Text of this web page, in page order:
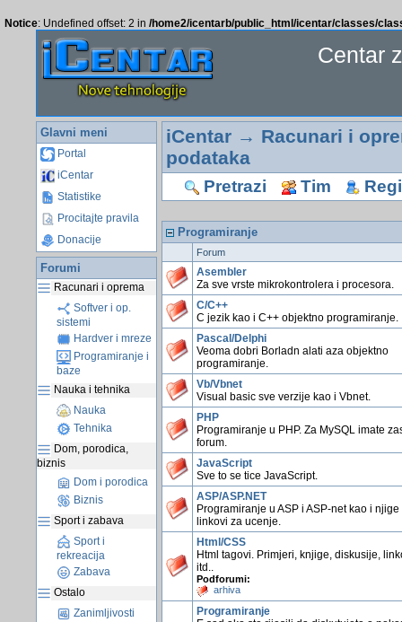
Notice: Undefined offset: 2 in /home2/icentarb/public_html/icentar/classes/
Centar
Glavni meni
Portal
iCentar
Statistike
Procitajte pravila
Donacije
Forumi
Racunari i oprema
Softver i op.
sistemi
Hardver i mreze
Programiranje i
baze
Nauka i tehnika
Nauka
Tehnika
Dom, porodica,
biznis
Dom i porodica
Biznis
Sport i zabava
Sport i
rekreacija
Zabava
Ostalo
Zanimljivosti
iCentar→ Racunari i
podataka
Pretrazi Tim
Programiranje
Forum
Asembler
Za sve vrste mikrokontrolera i procesora.
C/C++
C jezik kao i C++ objektno programiranje.
Pascal/Delphi
Veoma dobri Borladn alati aza objektno
programiranje.
Vb/Vbnet
Visual basic sve verzije kao i Vbnet.
PHP
Programiranje u PHP. Za MySQL imate
forum.
JavaScript
Sve to se tice JavaScript.
ASP/ASP.NET
Programiranje u ASP i ASP-net kao i njige
linkovi za ucenje.
Html/CSS
Html tagovi. Primjeri, knjige, diskusije,
itd..
Podforumi:
arhiva
Programiranje